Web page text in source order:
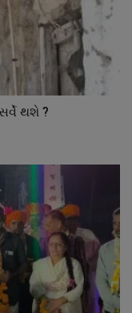
થશે ?